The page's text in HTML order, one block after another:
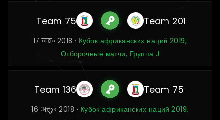
Team 75 Team 201
17 नव॰ 2018 · Кубок африканских наций 2019,
Отборочные матчи, Группа J
Team 136 Team 75
16 अक्तू॰ 2018 · Кубок африканских наций 2019,